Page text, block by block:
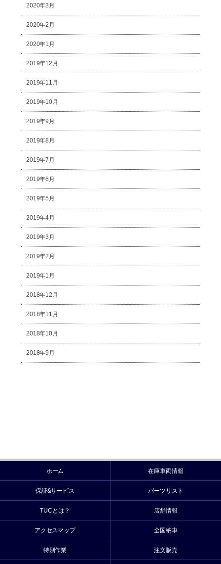
2020年3月
2020年2月
2020年1月
2019年12月
2019年11月
2019年10月
2019年9月
2019年8月
2019年7月
2019年6月
2019年5月
2019年4月
2019年3月
2019年2月
2019年1月
2018年12月
2018年11月
2018年10月
2018年9月
ホーム 在庫車両情報
保証&サービス パーツリスト
TUCとは？ 店舗情報
アクセスマップ 全国納車
特別作業 注文販売